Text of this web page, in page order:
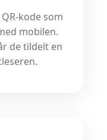
kode som
mobilen.
de tildelt en